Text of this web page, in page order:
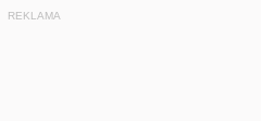
REKLAMA